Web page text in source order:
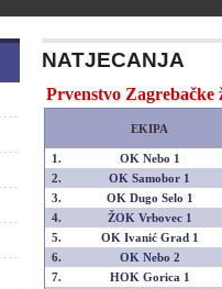
NATJECANJA
Prvenstvo Zagrebačke
EKIPA
1.
OK Nebo 1
2.
OK Samobor 1
3.
OK Dugo Selo 1
4.
ŽOK Vrbovec 1
5.
OK Ivanić Grad 1
6.
OK Nebo 2
7.
HOK Gorica 1